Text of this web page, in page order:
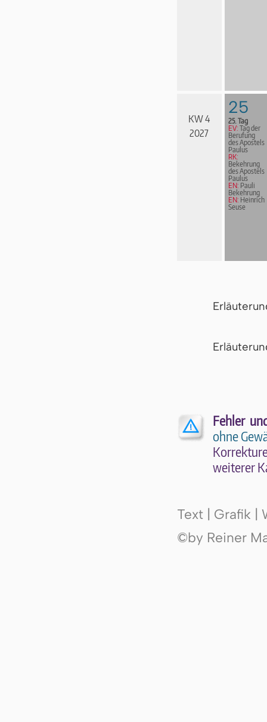
KW 4
2027
25
25. Tag
EV: Tag der
Berufung
des Apostels
Paulus
RK:
Bekehrung
des Apostels
Paulus
EN: Pauli
Bekehrung
EN: Heinrich
Seuse
Fehler
ohne
wei­te­rer
Text | Grafik |
©by Reiner